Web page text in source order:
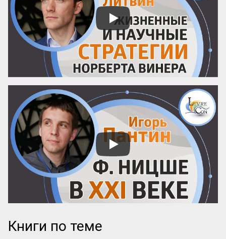
Этот фрагмент не только знакомит с
ключевыми принципами классической
политэкономии, но и ставит важные
вопросы о человеческой мотивации и
устойчиво...
Книги по теме